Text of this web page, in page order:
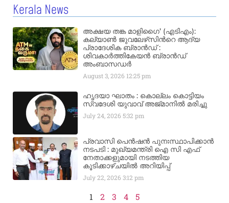
Kerala News
അക്ഷയ തങ്ക മാളിഗൈ’ (എടിഎം):
കല്യാണ്‍ ജുവലേഴ്‌സിന്‍റെ ആദ്യ
പ്രാദേശിക ബ്രാന്‍ഡ് :
ശിവകാര്‍ത്തികേയന്‍ ബ്രാന്‍ഡ്
അംബാസഡര്‍
August 3, 2026 12:25 pm
ഹൃദയാ ഘാതം : കൊല്ലം കൊട്ടിയം
സ്വദേശി യുവാവ് അജ്മാനിൽ മരിച്ചു
July 24, 20265:32 pm
പ്രവാസി പെൻഷൻ പുനഃസ്ഥാപിക്കാൻ
നടപടി : മുഖ്യമന്ത്രി ഐ സി എഫ്
നേതാക്കളുമായി നടത്തിയ
കൂടിക്കാഴ്ചയിൽ അറിയിപ്പ്
July 22, 20263:12 pm
1 2 3 4 5